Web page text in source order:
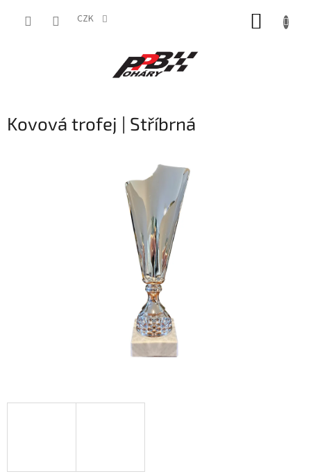
CZK
Kovová trofej | Stříbrná